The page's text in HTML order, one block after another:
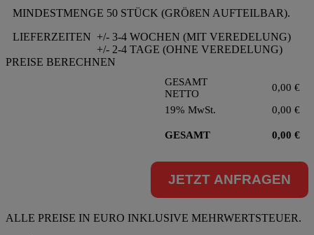
MINDESTMENGE 50 STÜCK (GRÖßEN AUFTEILBAR).
LIEFERZEITEN +/- 3-4 WOCHEN (MIT VEREDELUNG)
+/- 2-4 TAGE (OHNE VEREDELUNG)
PREISE BERECHNEN
GESAMT
NETTO
0,00 €
19% MwSt.
0,00 €
GESAMT 0,00 €
JETZT ANFRAGEN
ALLE PREISE IN EURO INKLUSIVE MEHRWERTSTEUER.